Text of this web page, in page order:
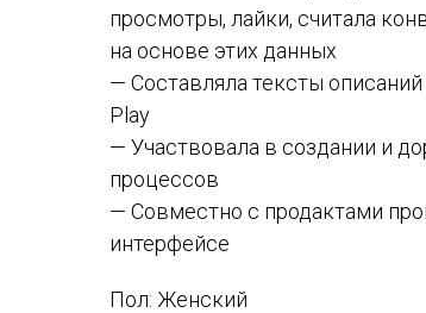
просмотры, лайки, считала
на основе этих данных
— Составляла тексты
Play
— Участвовала в создании и
процессов
— Совместно с продактами
интерфейсе
Пол: Женский